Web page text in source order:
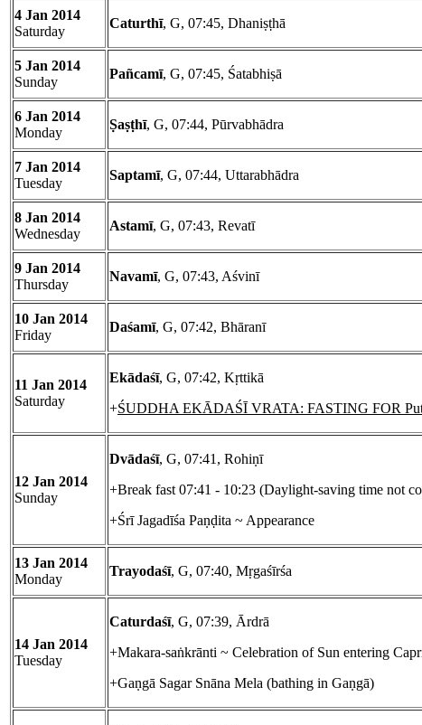
4 Jan 2014
Saturday
Caturthī, G, 07:45, Dhaniṣṭhā
5 Jan 2014
Sunday
Pañcamī, G, 07:45, Śatabhiṣā
6 Jan 2014
Monday
Ṣaṣṭhī, G, 07:44, Pūrvabhādra
7 Jan 2014
Tuesday
Saptamī, G, 07:44, Uttarabhādra
8 Jan 2014
Wednesday
Astamī, G, 07:43, Revatī
9 Jan 2014
Thursday
Navamī, G, 07:43, Aśvinī
10 Jan 2014
Friday
Daśamī, G, 07:42, Bhāranī
11 Jan 2014
Saturday
Ekādaśī, G, 07:42, Kṛttikā
+ŚUDDHA EKĀDAŚĪ VRATA: FASTING FOR
12 Jan 2014
Sunday
Dvādaśī, G, 07:41, Rohiṇī
+Break fast 07:41 - 10:23 (Daylight-saving time not
+Śrī Jagadīśa Paṇḍita ~ Appearance
13 Jan 2014
Monday
Trayodaśī, G, 07:40, Mṛgaśīrśa
14 Jan 2014
Tuesday
Caturdaśī, G, 07:39, Ārdrā
+Makara-saṅkrānti ~ Celebration of Sun entering
+Gaṇgā Sagar Snāna Mela (bathing in Gaṇgā)